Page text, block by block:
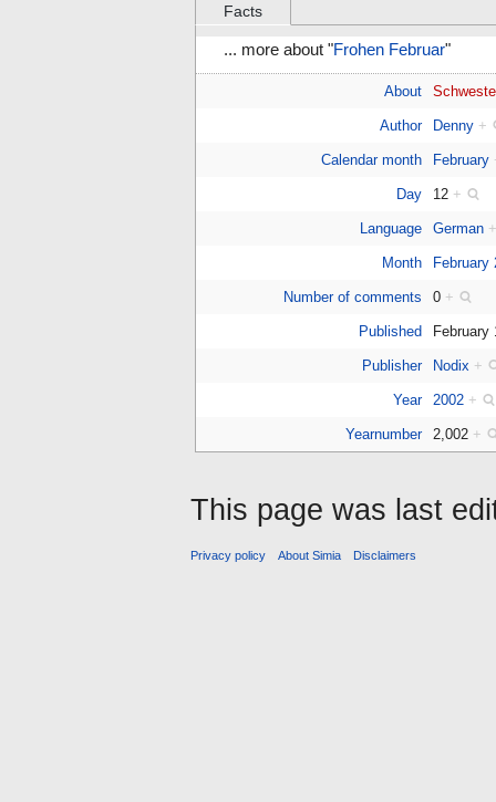
Facts
... more about "Frohen Februar"
About
Author Denny +
Calendar month February
Day 12 +
Language German
Month February
Number of comments 0 +
Published
Publisher Nodix +
Year 2002 +
Yearnumber 2,002 +
This page was last
Privacy policy About Simia Disclaimers